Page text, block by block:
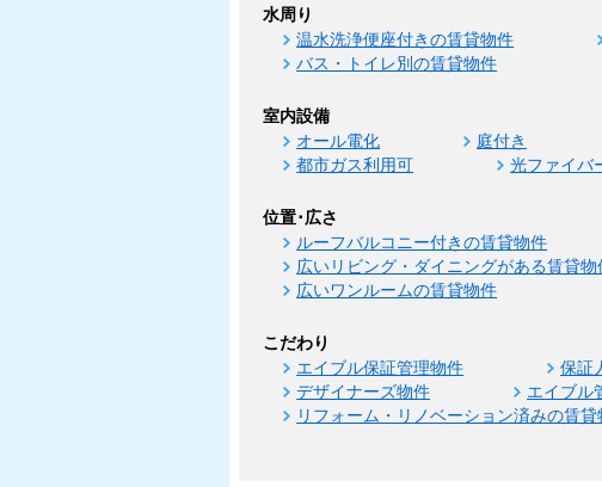
水周り
温水洗浄便座付きの賃貸物件
バス・トイレ別の賃貸物件
室内設備
オール電化 庭付き
都市ガス利用可
光ファイバ
位置･広さ
ルーフバルコニー付きの賃貸物件
広いリビング・ダイニングがある賃貸物
広いワンルームの賃貸物件
こだわり
エイブル保証管理物件 保証
デザイナーズ物件
エイブル
リフォーム・リノベーション済みの賃貸